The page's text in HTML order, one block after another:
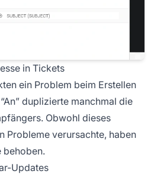
in Tickets
ein Problem beim Erstellen
duplizierte manchmal die
Obwohl dieses
Probleme verursachte, haben
behoben.
Updates